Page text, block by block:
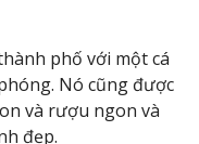
phố với một cá
Nó cũng được
và rượu ngon và
đẹp.